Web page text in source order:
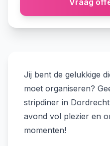
Vraag
Jij bent de gelukkige
moet organiseren?
stripdiner in
avond vol plezier en
momenten!